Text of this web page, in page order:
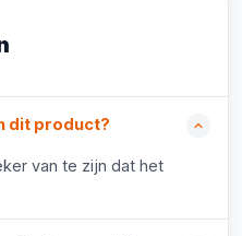
dit product?
van te zijn dat het